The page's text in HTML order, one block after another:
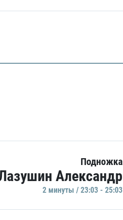
Подножка
Александр
2 минуты / 23:03 - 25:03